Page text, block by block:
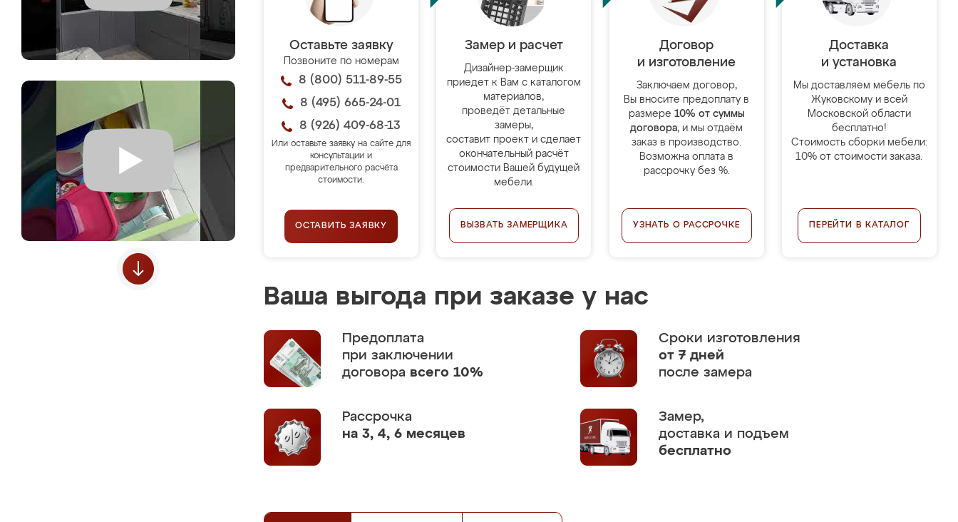
Оставьте заявку
Позвоните по номерам
8 (800) 511-89-55
8 (495) 665-24-01
8 (926) 409-68-13
Или оставьте заявку на сайте для
консультации и
предварительного расчёта
стоимости.
ОСТАВИТЬ ЗАЯВКУ
Замер и расчет
Дизайнер-замерщик
приедет к Вам с каталогом
материалов,
проведёт детальные
замеры,
составит проект и сделает
окончательный расчёт
стоимости Вашей будущей
мебели.
ВЫЗВАТЬ ЗАМЕРЩИКА
Договор
и изготовление
Заключаем договор,
Вы вносите предоплату в
размере 10% от суммы
договора, и мы отдаём
заказ в производство.
Возможна оплата в
рассрочку без %.
УЗНАТЬ О РАССРОЧКЕ
Доставка
и установка
Мы доставляем мебель по
Жуковскому и всей
Московской области
бесплатно!
Стоимость сборки мебели:
10% от стоимости заказа.
ПЕРЕЙТИ В КАТАЛОГ
Ваша выгода при заказе у нас
Предоплата
при заключении
договора всего 10%
Сроки изготовления
от 7 дней
после замера
Рассрочка
на 3, 4, 6 месяцев
Замер,
доставка и подъем
бесплатно